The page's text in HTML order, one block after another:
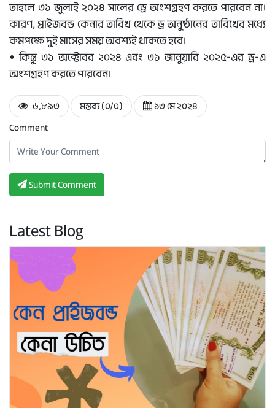
তাহলে ৩১ জুলাই ২০২৪ সালের ড্রে অংশগ্রহণ করতে পারবেন না।
কারণ, প্রাইজবন্ড কেনার তারিখ থেকে ড্র অনুষ্ঠানের তারিখের মধ্যে
কমপক্ষে দুই মাসের সময় অবশ্যই থাকতে হবে।
• কিন্তু ৩১ অক্টোবর ২০২৪ এবং ৩১ জানুয়ারি ২০২৫-এর ড্র-এ
অংশগ্রহণ করতে পারবেন।
৬,৮৯৩ মন্তব্য (০/০)
১৩ মে ২০২৪
Comment
Submit Comment
Latest Blog